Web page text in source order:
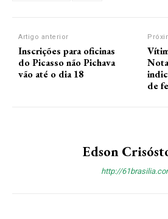
Artigo anterior
Inscrições para oficinas
do Picasso não Pichava
vão até o dia 18
de
Edson
http://